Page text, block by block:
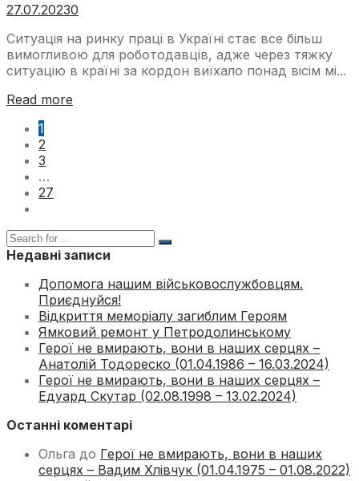
27.07.20230
Ситуація на ринку праці в Україні стає все більш
вимогливою для роботодавців, адже через тяжку
ситуацію в країні за кордон виїхало понад вісім мі...
Read more
1
2
3
…
27
Недавні записи
Допомога нашим військовослужбовцям.
Приєднуйся!
Відкриття меморіалу загиблим Героям
Ямковий ремонт у Петродолинському
Герої не вмирають, вони в наших серцях –
Анатолій Тодореско (01.04.1986 – 16.03.2024)
Герої не вмирають, вони в наших серцях –
Едуард Скутар (02.08.1998 – 13.02.2024)
Останні коментарі
Ольга до Герої не вмирають, вони в наших
серцях – Вадим Хлівчук (01.04.1975 – 01.08.2022)